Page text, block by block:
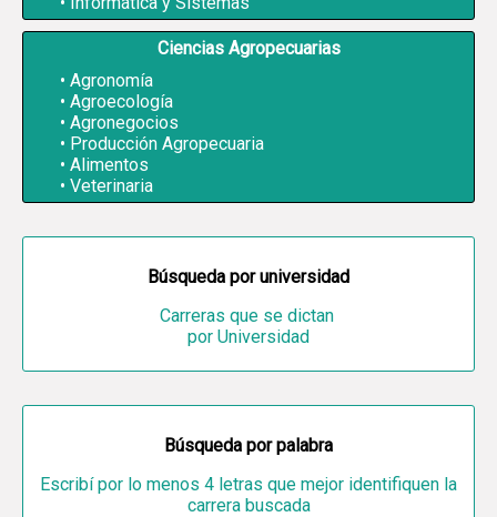
Ciencias Agropecuarias
Agronomía
Agroecología
Agronegocios
Producción Agropecuaria
Alimentos
Veterinaria
Búsqueda por universidad
Carreras que se dictan
por Universidad
Búsqueda por palabra
Escribí por lo menos 4 letras que mejor identifiquen la
carrera buscada